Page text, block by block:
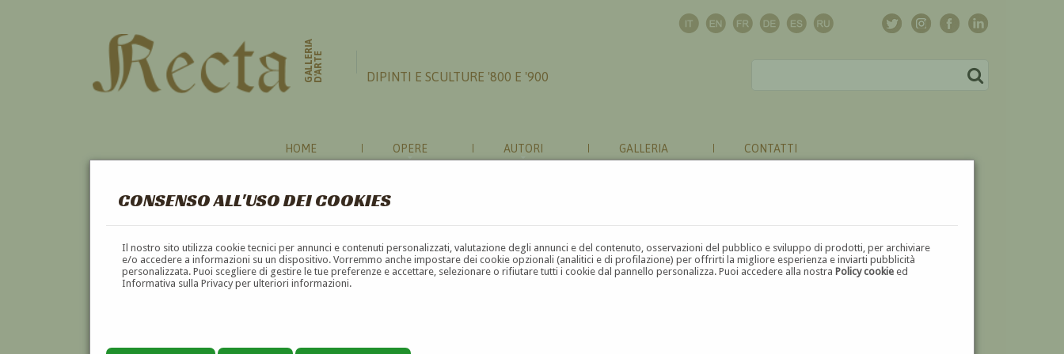
CONSENSO ALL'USO DEI COOKIES
Il nostro sito utilizza cookie tecnici per annunci e contenuti personalizzati, valutazione degli annunci e del contenuto, osservazioni del pubblico e sviluppo di prodotti, per archiviare
e/o accedere a informazioni su un dispositivo. Vorremmo anche impostare dei cookie opzionali (analitici e di profilazione) per offrirti la migliore esperienza e inviarti pubblicità
personalizzata. Puoi scegliere di gestire le tue preferenze e accettare, selezionare o rifiutare tutti i cookie dal pannello personalizza. Puoi accedere alla nostraPolicy cookie ed
Informativa sulla Privacy per ulteriori informazioni.
GALLERIAD'ARTE DIPINTI E SCULTURE '800 E '900
HOME OPERE AUTORI GALLERIA CONTATTI
CAVALLI
A B C D E F G H I J K L M N O P Q R S T U V W X Y Z ⬅